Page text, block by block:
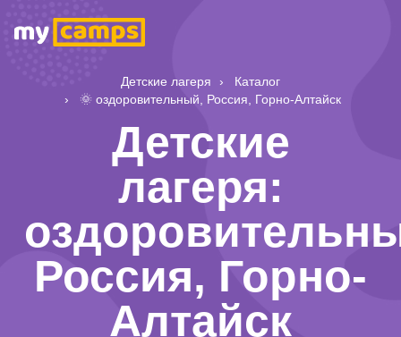
Детские лагеря
Каталог
🌞 оздоровительный, Россия, Горно-Алтайск
Детские
лагеря:
Россия, Горно-
Алтайск